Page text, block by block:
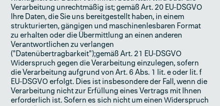
Verarbeitung unrechtmäßig ist; gemäß Art. 20 EU-DSGVO
Ihre Daten, die Sie uns bereitgestellt haben, in einem
strukturierten, gängigen und maschinenlesbaren Format
zu erhalten oder die Übermittlung an einen anderen
Verantwortlichen zu verlangen
("Datenübertragbarkeit");gemäß Art. 21 EU-DSGVO
Widerspruch gegen die Verarbeitung einzulegen, sofern
die Verarbeitung aufgrund von Art. 6 Abs. 1 lit. e oder lit. f
EU-DSGVO erfolgt. Dies ist insbesondere der Fall, wenn die
Verarbeitung nicht zur Erfüllung eines Vertrags mit Ihnen
erforderlich ist. Sofern es sich nicht um einen Widerspruch